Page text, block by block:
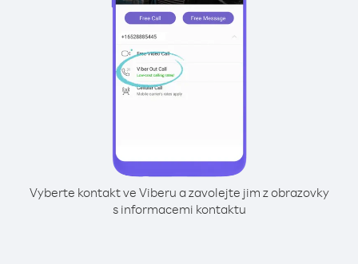
Vyberte kontakt ve Viberu a zavolejte jim z obrazovky
s informacemi kontaktu